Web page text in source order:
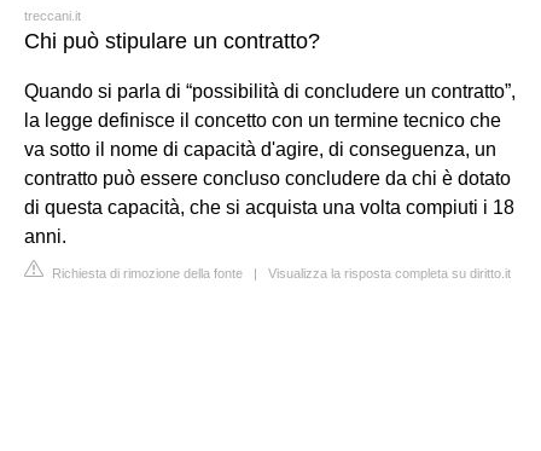
treccani.it
Chi può stipulare un contratto?
Quando si parla di “possibilità di concludere un contratto”,
la legge definisce il concetto con un termine tecnico che
va sotto il nome di capacità d'agire, di conseguenza, un
contratto può essere concluso concludere da chi è dotato
di questa capacità, che si acquista una volta compiuti i 18
anni.
Richiesta di rimozione della fonte | Visualizza la risposta completa su diritto.it